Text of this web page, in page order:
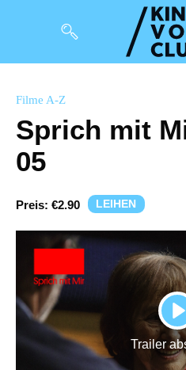
Magazin
Events
So geht’s
Filmpakete
Gutscheine
& Filmpässe
Account
Filme A-Z
Sprich mit
05
Preis: €2.90 LEIHEN
Trailer